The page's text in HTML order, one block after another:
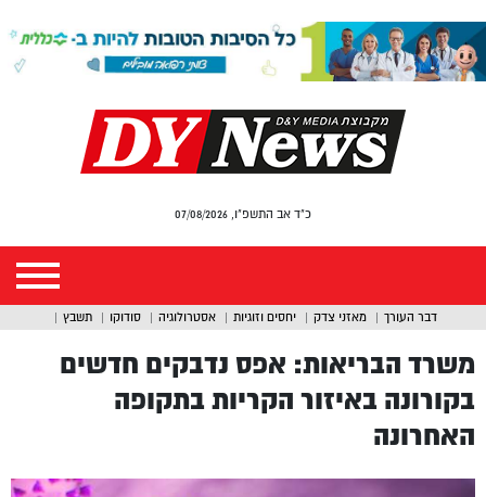
כ"ד אב התשפ"ו, 07/08/2026
דבר העורך מאזני צדק יחסים וזוגיות אסטרולוגיה סודוקו תשבץ
משרד הבריאות: אפס נדבקים חדשים
בקורונה באיזור הקריות בתקופה
האחרונה